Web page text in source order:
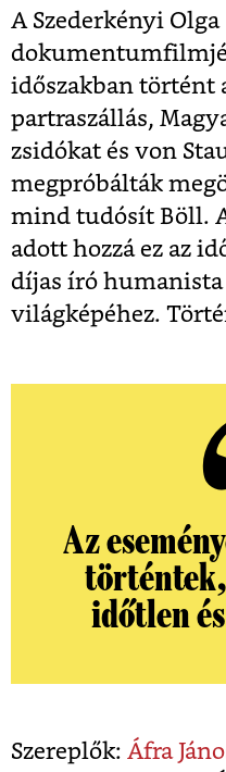
A Szederkényi Olga
időszakban történt
partraszállás,
zsidókat és von
megpróbálták
mind tudósít Böll.
adott hozzá ez az
díjas író humanista
világképéhez.
Az
időtlen
Szereplők: Áfra